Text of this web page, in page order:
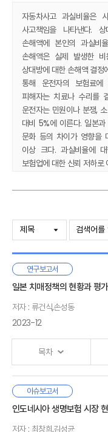
자동차사고 과실비율은
사고책임을 나타낸다.
손해액에 본인의 과실비
손해액은 실제 발생한
상대방에 대한 손해액 결정
통해 운전자의 보험료
피해자는 치료나 수리를
운전자는 민원이나 분쟁,
대비 5%에 이른다. 일본
문화 등의 차이가 영향을
이상 크다. 과실비율에
보험업에 대한 신뢰 저하로
결과, 과실비율의 1/4, 손해
이러한 결과에 따르면 분
구조는 분쟁 제기를 유인
과실비율에 대한 분쟁이
혹은 사고책임에 대한 인
일반인이 생각하는 기
기본과실과 차이가 있는
사고에서 과실비율에 대한
조정 경향, 과실비율에 대
본 보고서에서 제시하는
줄이기 위한 방안으로 보
교육 강화, 구상금분쟁심의
1. 연구의 필요성 및 목적
2. 연구의 범위와 방법
3. 선행연구 및 기대효과
Ⅱ. 자동차보험 과실비율
2. 과실비율 분쟁 현황
3. 요약
Ⅲ. 자동차보험 과실비
2. 과실비율 분쟁 분석
3. 요약
Ⅳ. 자동차사고 과실비
연구보고서
일본 치매정책의 현황과 평가
저자 : 류건식,손성동
2023-12
목차
세계적으로 수명연장
인구 중 노인인구가
고령사회에 빠르게
Ⅰ. 서론
1. 연구배경 및 목적
2. 선행연구 및 연구구
이슈보고서
인도네시아 생명보험 시장
저자 : 최창희,김성균